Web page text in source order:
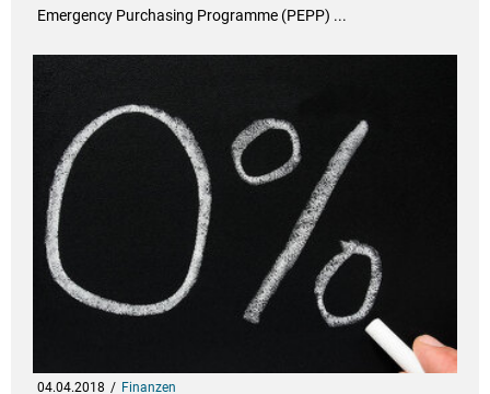
Emergency Purchasing Programme (PEPP) ...
04.04.2018 Finanzen